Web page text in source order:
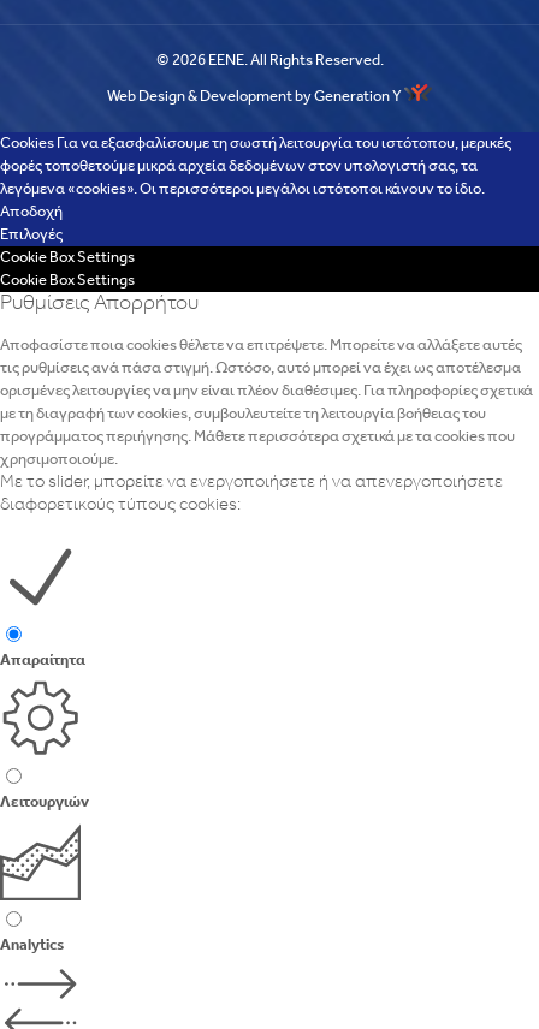
© 2026 EENE. All Rights Reserved.
Web Design & Development by Generation Y
Cookies Για να εξασφαλίσουμε τη σωστή λειτουργία του ιστότοπου, μερικές
φορές τοποθετούμε μικρά αρχεία δεδομένων στον υπολογιστή σας, τα
λεγόμενα «cookies». Οι περισσότεροι μεγάλοι ιστότοποι κάνουν το ίδιο.
Αποδοχή
Επιλογές
Cookie Box Settings
Cookie Box Settings
Ρυθμίσεις Απορρήτου
Αποφασίστε ποια cookies θέλετε να επιτρέψετε. Μπορείτε να αλλάξετε αυτές
τις ρυθμίσεις ανά πάσα στιγμή. Ωστόσο, αυτό μπορεί να έχει ως αποτέλεσμα
ορισμένες λειτουργίες να μην είναι πλέον διαθέσιμες. Για πληροφορίες σχετικά
με τη διαγραφή των cookies, συμβουλευτείτε τη λειτουργία βοήθειας του
προγράμματος περιήγησης. Μάθετε περισσότερα σχετικά με τα cookies που
χρησιμοποιούμε.
Με το slider, μπορείτε να ενεργοποιήσετε ή να απενεργοποιήσετε
διαφορετικούς τύπους cookies:
Απαραίτητα
Λειτουργιών
Analytics